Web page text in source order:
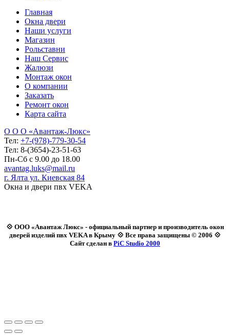
Главная
Окна двери
Наши услуги
Магазин
Рольставни
Наш Сервис
Жалюзи
Монтаж окон
О компании
Заказать
Ремонт окон
Карта сайта
О О О «Авантаж-Люкс»
Тел: +7-(978)-779-30-54
Тел: 8-(3654)-23-51-63
Пн-Сб с 9.00 до 18.00
avantag.luks@mail.ru
г. Ялта ул. Киевская 84
Окна и двери пвх VEKA
💠 ООО «Авантаж Люкс» - официальный партнер и производитель окон
дверей изделий пвх VEKA в Крыму 💠 Все права защищены © 2006 💠
Сайт сделан в PiC Studio 2000